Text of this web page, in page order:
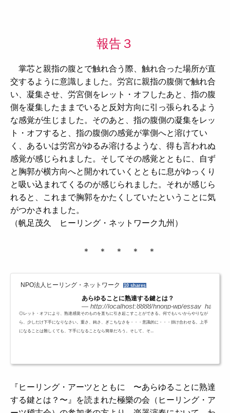
報告３
掌芯と親指の腹とで触れ合う際、触れ合った場所が直
交するように意識しました。労宮に親指の腹側で触れ合
い、凝集させ、労宮側をレット・オフしたあと、指の腹
側を凝集したままでいると反対方向に引っ張られるよう
な感覚が生じました。そのあと、指の腹側の凝集をレッ
ト・オフすると、指の腹側の感覚が掌側へと溶けてい
く、あるいは労宮がゆるみ溶けるような、得も言われぬ
感覚が感じられました。そしてその感覚とともに、自ず
と胸郭が横方向へと開かれていくとともに息がゆっくり
と吸い込まれてくるのが感じられました。それが感じら
れると、これまで胸郭をかたくしていたということに気
がつかされました。
（帆足茂久 ヒーリング・ネットワーク九州）
＊ ＊ ＊ ＊ ＊
NPO法人ヒーリング・ネットワーク 10 shares
あらゆることに熟達する鍵とは？
http://localhost:8888/hnorjp-wp/essay_ha/
◎レット・オフにより、熟達感覚そのものを直ちに引き起こすことができる。何でもいいからやりなが
ら、少しだけ下手になりなさい。重さ、鈍さ、ぎこちなさを・・・意識的に・・・掛け合わせる。上手
になることは難しくても、下手になることなら簡単だろう。そして、そ...
『ヒーリング・アーツとともに 〜あらゆることに熟達
する鍵とは？〜』を読まれた極樂の会（ヒーリング・ア